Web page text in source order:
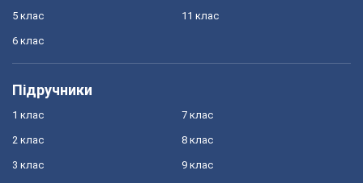
5 клас
6 клас
11 клас
Підручники
1 клас
2 клас
3 клас
7 клас
8 клас
9 клас